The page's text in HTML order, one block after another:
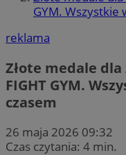
GYM. Wszystkie
reklama
Złote medale dla
FIGHT GYM.
czasem
26 maja 2026 09:32
Czas czytania: 4 min.